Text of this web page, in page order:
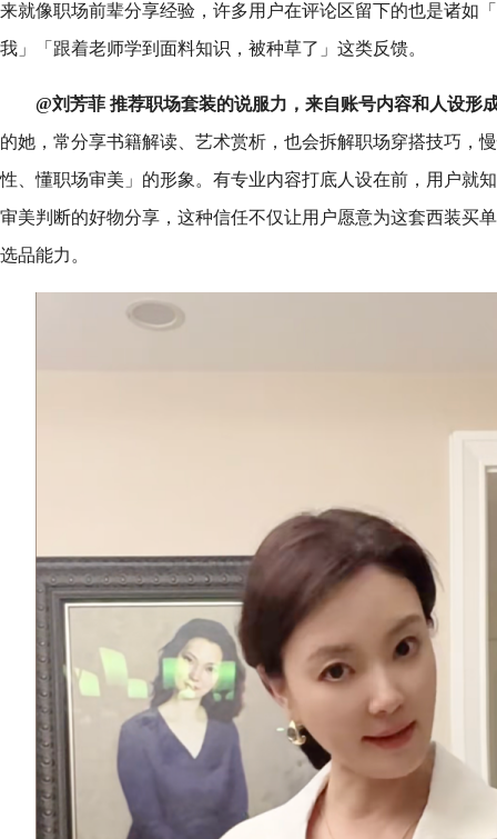
来就像职场前辈分享经验，许多用户在评论区留下的也是诸如
我」「跟着老师学到面料知识，被种草了」这类反馈。
@刘芳菲 推荐职场套装的说服力，来自账号内容和人设形
的她，常分享书籍解读、艺术赏析，也会拆解职场穿搭技巧，
性、懂职场审美」的形象。有专业内容打底人设在前，用户就
审美判断的好物分享，这种信任不仅让用户愿意为这套西装买
选品能力。